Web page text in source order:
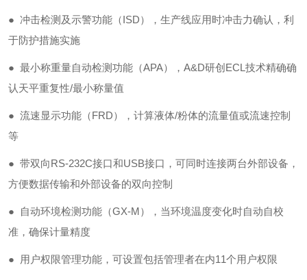
● 冲击检测及示警功能（ISD），生产线应用时冲击力确认，利
于防护措施实施
● 最小称重量自动检测功能（APA），A&D研创ECL技术精确确
认天平重复性/最小称量值
● 流速显示功能（FRD），计算液体/粉体的流量值或流速控制
等
● 带双向RS-232C接口和USB接口，可同时连接两台外部设备，
方便数据传输和外部设备的双向控制
● 自动环境检测功能（GX-M），当环境温度变化时自动自校
准，确保计量精度
● 用户权限管理功能，可设置包括管理者在内11个用户权限